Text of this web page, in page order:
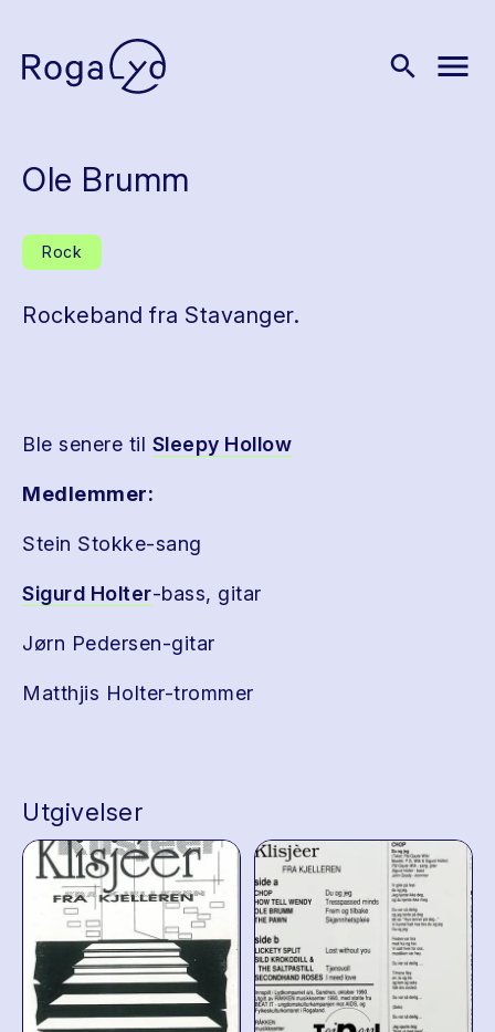
search menu
Ole Brumm
Rock
Rockeband fra Stavanger.
Ble senere til Sleepy Hollow
Medlemmer:
Stein Stokke-sang
Sigurd Holter-bass, gitar
Jørn Pedersen-gitar
Matthjis Holter-trommer
Utgivelser